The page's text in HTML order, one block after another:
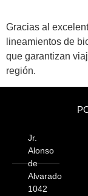
lleno de
Gracias al
lineamientos de
que garantizan
región.
Jr.
Alonso
de
Alvarado
1042